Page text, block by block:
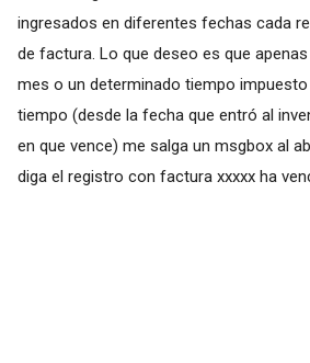
ingresados en diferentes fechas cada
de factura. Lo que deseo es que
mes o un determinado tiempo
tiempo (desde la fecha que entró al
en que vence) me salga un msgbox al
diga el registro con factura xxxxx ha